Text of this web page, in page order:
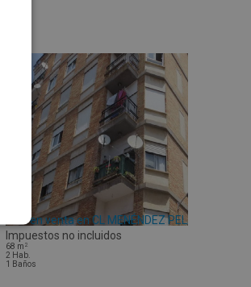
Piso en venta en CL MENÉNDEZ PELAYO 42
Impuestos no incluidos
68 m 2
2 Hab.
1
Baños